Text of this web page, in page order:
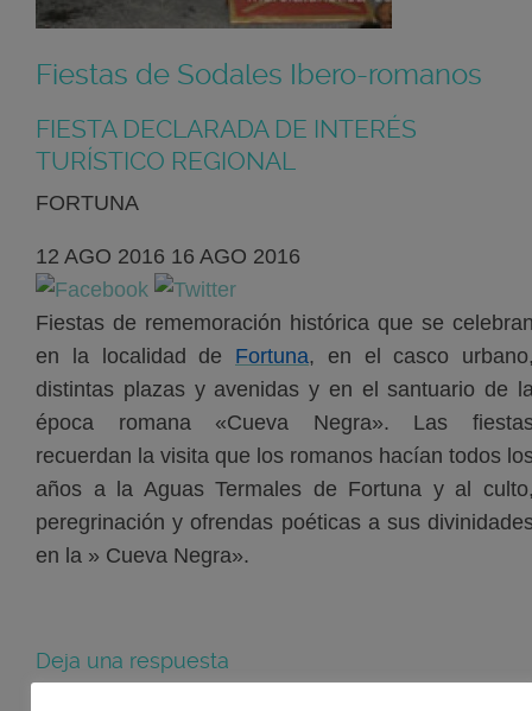
Fiestas de Sodales Ibero-romanos
FIESTA DECLARADA DE INTERÉS
TURÍSTICO REGIONAL
FORTUNA
12 AGO 2016 16 AGO 2016
Fiestas de rememoración histórica que se
en la localidad de Fortuna, en el casco
distintas plazas y avenidas y en el santuario de
época romana «Cueva Negra». Las
recuerdan la visita que los romanos hacían todos
años a la Aguas Termales de Fortuna y al
peregrinación y ofrendas poéticas a sus
en la » Cueva Negra».
Deja una respuesta